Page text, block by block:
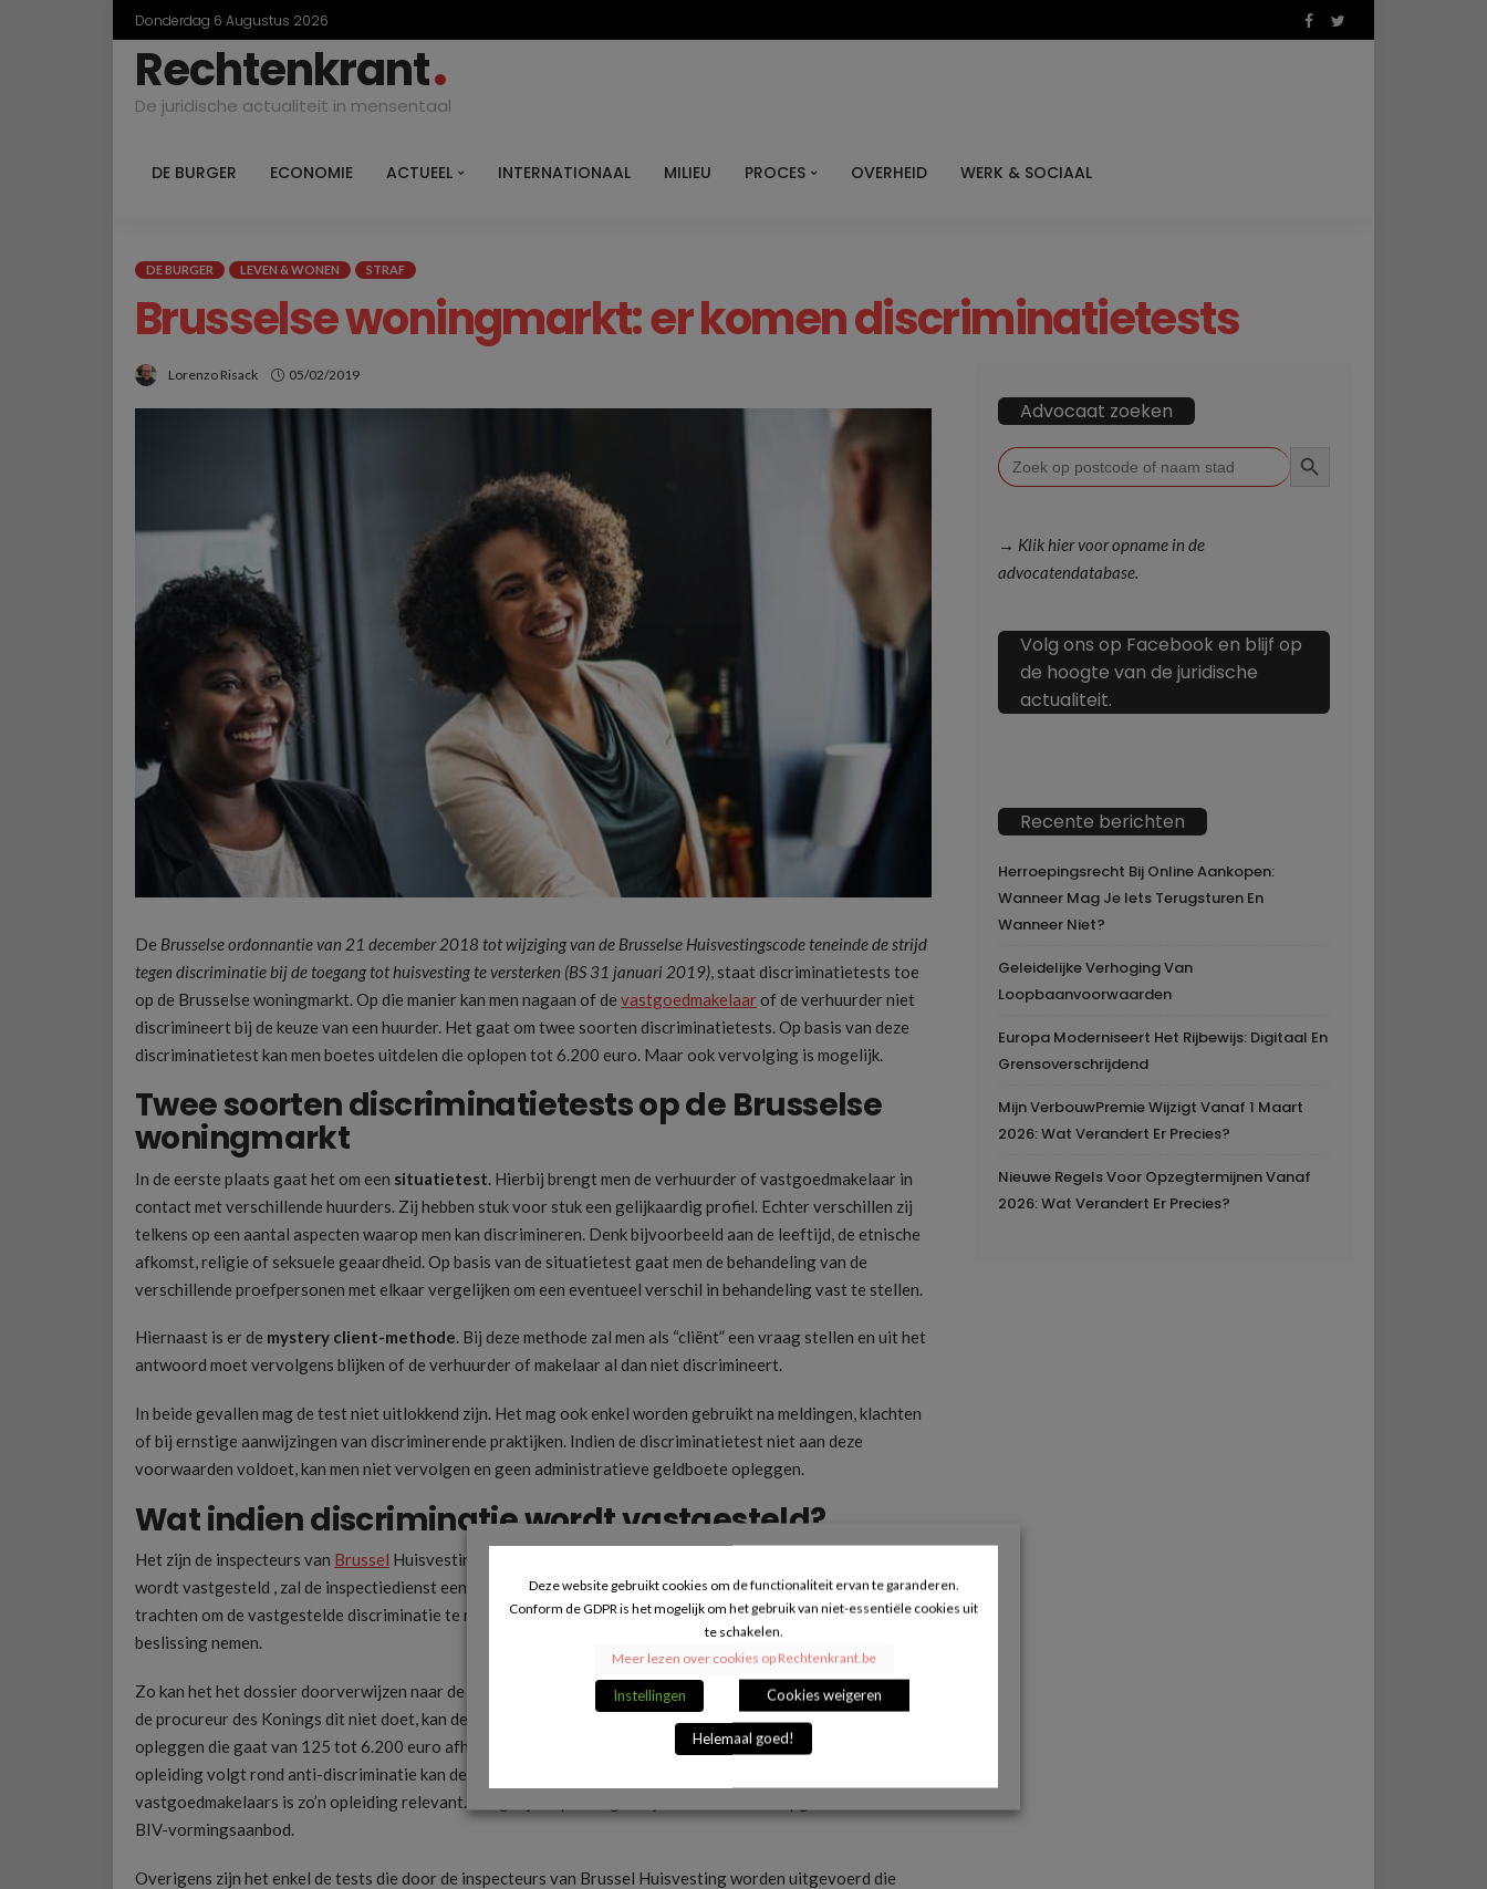
Donderdag 6 Augustus 2026
Rechtenkrant
De juridische actualiteit in mensentaal
DE BURGER ECONOMIE ACTUEEL INTERNATIONAAL MILIEU PROCES OVERHEID WERK & SOCIAAL
DE BURGER LEVEN & WONEN STRAF
Brusselse woningmarkt: er komen discriminatietests
Lorenzo Risack 05/02/2019
De Brusselse ordonnantie van 21 december 2018 tot wijziging van de Brusselse Huisvestingscode teneinde de strijd
tegen discriminatie bij de toegang tot huisvesting te versterken (BS 31 januari 2019) , staat discriminatietests toe
op de Brusselse woningmarkt. Op die manier kan men nagaan of de vastgoedmakelaar of de verhuurder niet
discrimineert bij de keuze van een huurder. Het gaat om twee soorten discriminatietests. Op basis van deze
discriminatietest kan men boetes uitdelen die oplopen tot 6.200 euro. Maar ook vervolging is mogelijk.
Twee soorten discriminatietests op de Brusselse
woningmarkt
In de eerste plaats gaat het om een situatietest. Hierbij brengt men de verhuurder of vastgoedmakelaar in
contact met verschillende huurders. Zij hebben stuk voor stuk een gelijkaardig profiel. Echter verschillen zij
telkens op een aantal aspecten waarop men kan discrimineren. Denk bijvoorbeeld aan de leeftijd, de etnische
afkomst, religie of seksuele geaardheid. Op basis van de situatietest gaat men de behandeling van de
verschillende proefpersonen met elkaar vergelijken om een eventueel verschil in behandeling vast te stellen.
Hiernaast is er de mystery client-methode. Bij deze methode zal men als “cliënt” een vraag stellen en uit het
antwoord moet vervolgens blijken of de verhuurder of makelaar al dan niet discrimineert.
In beide gevallen mag de test niet uitlokkend zijn. Het mag ook enkel worden gebruikt na meldingen, klachten
of bij ernstige aanwijzingen van discriminerende praktijken. Indien de discriminatietest niet aan deze
voorwaarden voldoet, kan men niet vervolgen en geen administratieve geldboete opleggen.
Wat indien discriminatie wordt vastgesteld?
Het zijn de inspecteurs van Brussel Huisvesting die de discriminatietests uitvoeren. Indien discriminatie
wordt vastgesteld , zal de inspectiedienst een hoorzitting houden met de overtreder. Hier kan de overtreder
trachten om de vastgestelde discriminatie te rechtvaardigen. Vervolgens zal de inspectiedienst een
beslissing nemen.
Zo kan het het dossier doorverwijzen naar de procureur des Konings die de overtreder kan vervolgen. Indien
de procureur des Konings dit niet doet, kan de inspectiedienst ook zelf een administratieve geldboete
opleggen die gaat van 125 tot 6.200 euro afhankelijk van de vaststellingen. Indien de overtreder een
opleiding volgt rond anti-discriminatie kan de geldboete wel gehalveerd worden. Vooral voor
vastgoedmakelaars is zo’n opleiding relevant. Dergelijke opleidingen zijn bovendien ook opgenomen in het
BIV-vormingsaanbod.
Overigens zijn het enkel de tests die door de inspecteurs van Brussel Huisvesting worden uitgevoerd die
Advocaat zoeken
Zoek
naar:
→ Klik hier voor opname in de
advocatendatabase.
Volg ons op Facebook en blijf op
de hoogte van de juridische
actualiteit.
Recente berichten
Herroepingsrecht Bij Online Aankopen:
Wanneer Mag Je Iets Terugsturen En
Wanneer Niet?
Geleidelijke Verhoging Van
Loopbaanvoorwaarden
Europa Moderniseert Het Rijbewijs: Digitaal En
Grensoverschrijdend
Mijn VerbouwPremie Wijzigt Vanaf 1 Maart
2026: Wat Verandert Er Precies?
Nieuwe Regels Voor Opzegtermijnen Vanaf
2026: Wat Verandert Er Precies?
Deze website gebruikt cookies om de functionaliteit ervan te garanderen.
Conform de GDPR is het mogelijk om het gebruik van niet-essentiële cookies uit
te schakelen.
Meer lezen over cookies op Rechtenkrant.be
Instellingen Cookies weigeren
Helemaal goed!